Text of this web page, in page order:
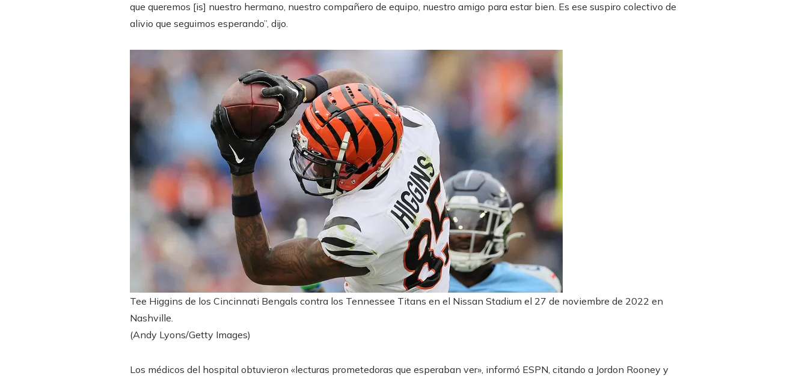
que queremos [is] nuestro hermano, nuestro compañero de equipo, nuestro amigo para estar bien. Es ese suspiro colectivo de
alivio que seguimos esperando”, dijo.
Tee Higgins de los Cincinnati Bengals contra los Tennessee Titans en el Nissan Stadium el 27 de noviembre de 2022 en
Nashville.
(Andy Lyons/Getty Images)
Los médicos del hospital obtuvieron «lecturas prometedoras que esperaban ver», informó ESPN, citando a Jordon Rooney y